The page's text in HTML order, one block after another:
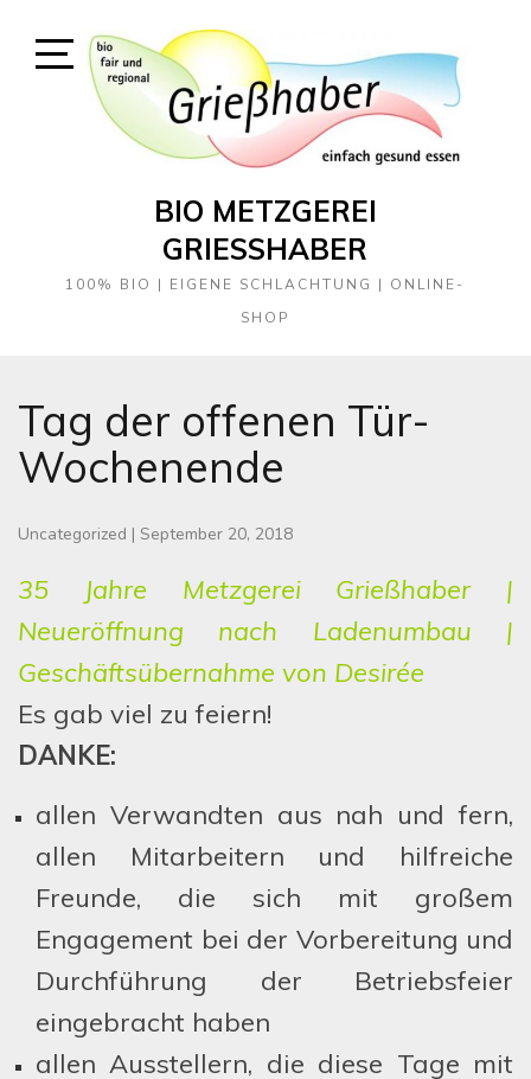
Open
Sidebar
BIO METZGEREI
GRIESSHABER
100% BIO | EIGENE SCHLACHTUNG | ONLINE-
SHOP
Tag der offenen Tür-
Wochenende
Uncategorized | September 20, 2018
35 Jahre Metzgerei Grießhaber |
Neueröffnung nach Ladenumbau |
Geschäftsübernahme von Desirée
Es gab viel zu feiern!
DANKE:
allen Verwandten aus nah und fern,
allen Mitarbeitern und hilfreiche
Freunde, die sich mit großem
Engagement bei der Vorbereitung und
Durchführung der Betriebsfeier
eingebracht haben
allen Ausstellern, die diese Tage mit